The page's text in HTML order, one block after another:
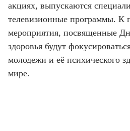
акциях, выпускаются
телевизионные программы. К
мероприятия, посвященные
здоровья будут
молодежи и её психического
мире.